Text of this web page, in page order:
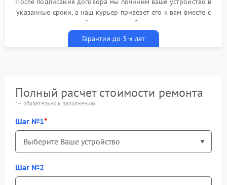
указанные сроки, а наш курьер привезет его к вам вместе с
гарантийным талоном бесплатно
Гарантия до 3-х лет
Полный расчет стоимости ремонта
* – обязательно к заполнению
Шаг №1
Шаг №2